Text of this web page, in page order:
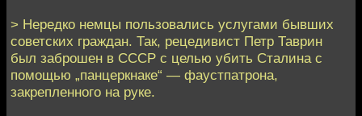
> Нередко немцы пользовались услугами бывших
советских граждан. Так, рецедивист Петр Таврин
был заброшен в СССР с целью убить Сталина с
помощью „панцеркнаке“ — фаустпатрона,
закрепленного на руке.